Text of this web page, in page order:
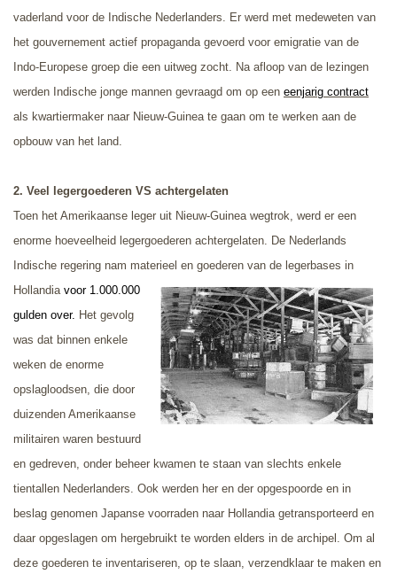
vaderland voor de Indische Nederlanders. Er werd met medeweten van
het gouvernement actief propaganda gevoerd voor emigratie van de
Indo-Europese groep die een uitweg zocht. Na afloop van de lezingen
werden Indische jonge mannen gevraagd om op een eenjarig contract
als kwartiermaker naar Nieuw-Guinea te gaan om te werken aan de
opbouw van het land.
2. Veel legergoederen VS achtergelaten
Toen het Amerikaanse leger uit Nieuw-Guinea wegtrok, werd er een
enorme hoeveelheid legergoederen achtergelaten. De Nederlands
Indische regering nam materieel en goederen van de legerbases in
Hollandia voor 1.000.000
gulden over. Het gevolg
was dat binnen enkele
weken de enorme
opslagloodsen, die door
duizenden Amerikaanse
militairen waren bestuurd
en gedreven, onder beheer kwamen te staan van slechts enkele
tientallen Nederlanders. Ook werden her en der opgespoorde en in
beslag genomen Japanse voorraden naar Hollandia getransporteerd en
daar opgeslagen om hergebruikt te worden elders in de archipel. Om al
deze goederen te inventariseren, op te slaan, verzendklaar te maken en